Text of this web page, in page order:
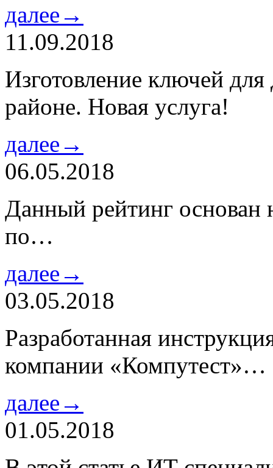
далее→
11.09.2018
Изготовление ключей
районе. Новая услуга!
далее→
06.05.2018
Данный рейтинг основан
по…
далее→
03.05.2018
Разработанная
компании «Компутест»…
далее→
01.05.2018